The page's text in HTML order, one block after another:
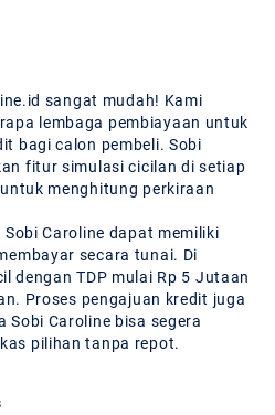
sangat mudah! Kami
lembaga pembiayaan untuk
bagi calon pembeli. Sobi
fitur simulasi cicilan di setiap
menghitung perkiraan
Caroline dapat memiliki
secara tunai. Di
dengan TDP mulai Rp 5 Jutaan
Proses pengajuan kredit juga
Sobi Caroline bisa segera
pilihan tanpa repot.